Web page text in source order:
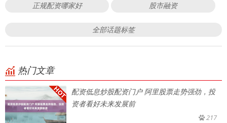
正规配资哪家好 股市融资
全部话题标签
热门文章
配资低息炒股配资门户 阿里股票走势强劲，投
资者看好未来发展前
217